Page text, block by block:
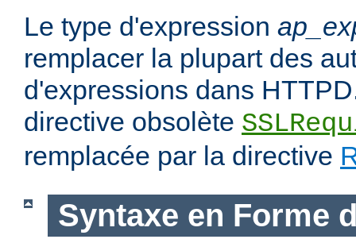
Le type d'expression
remplacer la plupart des
d'expressions dans
directive obsolète
remplacée par la directive
Syntaxe en Forme